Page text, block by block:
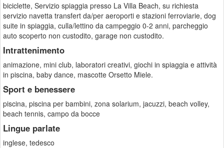
biciclette, Servizio spiaggia presso La Villa Beach, su richiesta
servizio navetta transfert da/per aeroporti e stazioni ferroviarie, dog
suite in spiaggia, culla/lettino da campeggio 0-2 anni, parcheggio
auto scoperto non custodito, garage non custodito.
Intrattenimento
animazione, mini club, laboratori creativi, giochi in spiaggia e attività
in piscina, baby dance, mascotte Orsetto Miele.
Sport e benessere
piscina, piscina per bambini, zona solarium, jacuzzi, beach volley,
beach tennis, campo da bocce
Lingue parlate
inglese, tedesco